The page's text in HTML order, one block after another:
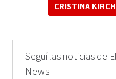
CRISTINA
Seguí las noticias de
News